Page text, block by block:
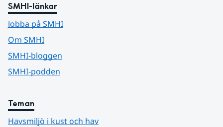
SMHI-länkar
Jobba på SMHI
Om SMHI
SMHI-bloggen
SMHI-podden
Teman
Havsmiljö i kust och hav